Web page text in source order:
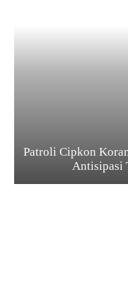
Patroli Cipkon
Antisipasi